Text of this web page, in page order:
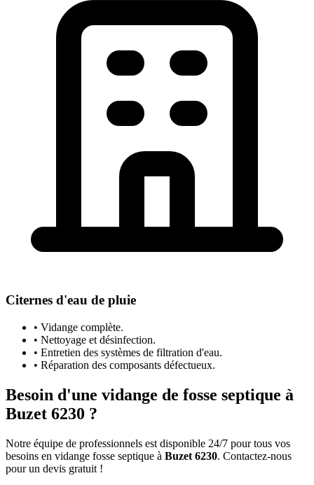
Citernes d'eau de pluie
• Vidange complète.
• Nettoyage et désinfection.
• Entretien des systèmes de filtration d'eau.
• Réparation des composants défectueux.
Besoin d'une vidange de fosse septique à
Buzet 6230 ?
Notre équipe de professionnels est disponible 24/7 pour tous vos
besoins en vidange fosse septique à Buzet 6230. Contactez-nous
pour un devis gratuit !